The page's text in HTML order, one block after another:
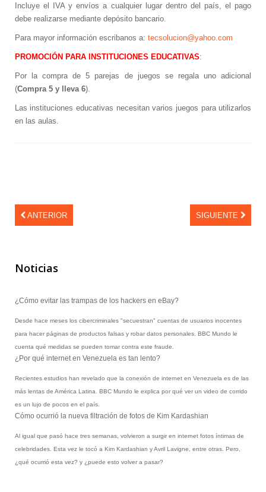
Incluye el IVA y envíos a cualquier lugar dentro del país, el pago
debe realizarse mediante depósito bancario.
Para mayor información escribanos a: tecsolucion@yahoo.com
PROMOCIÓN PARA INSTITUCIONES EDUCATIVAS:
Por la compra de 5 parejas de juegos se regala uno adicional
(Compra 5 y lleva 6).
Las instituciones educativas necesitan varios juegos para utilizarlos
en las aulas.
ANTERIOR SIGUIENTE
Noticias
¿Cómo evitar las trampas de los hackers en eBay?
Desde hace meses los cibercriminales "secuestran" cuentas de usuarios inocentes
para hacer páginas de productos falsas y robar datos personales. BBC Mundo le
cuenta qué medidas se pueden tomar contra este fraude.
¿Por qué internet en Venezuela es tan lento?
Recientes estudios han revelado que la conexión de internet en Venezuela es de las
más lentas de América Latina. BBC Mundo le explica por qué ver un video de corrido
es un lujo de pocos en el país.
Cómo ocurrió la nueva filtración de fotos de Kim Kardashian
Al igual que pasó hace tres semanas, volvieron a surgir en internet fotos íntimas de
celebridades. Esta vez le tocó a Kim Kardashian y Avril Lavigne, entre otras. Pero,
¿qué ocurrió esta vez? y ¿puede esto volver a pasar?